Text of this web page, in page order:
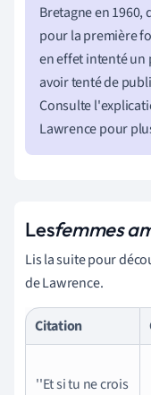
Bretagne en 1960,
pour la première
en effet intenté un
avoir tenté de
Consulte
Lawrence pour
Lesfemmes
Lis la suite pour
de Lawrence.
Citation
''Et si tu ne crois